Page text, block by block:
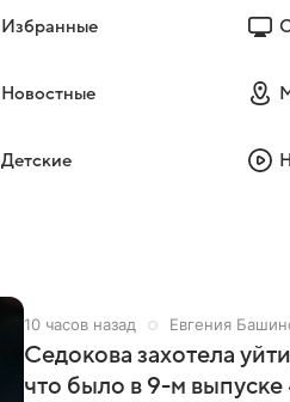
Избранные
Новостные
Детские
10 часов назад Евгения
Седокова захотела
что было в 9-м